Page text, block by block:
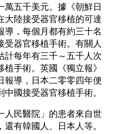
萬五千美元。據《朝鮮日
大陸接受器官移植的可達
導，每個月都有約三十名
受器官移植手術。有關人
計每年有三千～五千人次
手術。英國《獨立報》
報導，日本二零零四年便
國接受器官移植手術。
人民醫院」的患者來自世
有韓國人、日本人等。